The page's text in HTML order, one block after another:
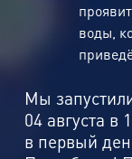
воды,
Мы
04 августа в
в первый